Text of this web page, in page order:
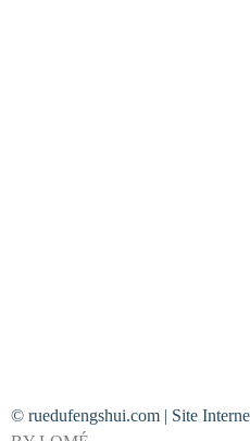
© ruedufengshui.com | Site